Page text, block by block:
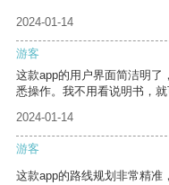
2024-01-14
游客
这款app的用户界面简洁明了
悉操作。我不用看说明书，就
2024-01-14
游客
这款app的路线规划非常精准